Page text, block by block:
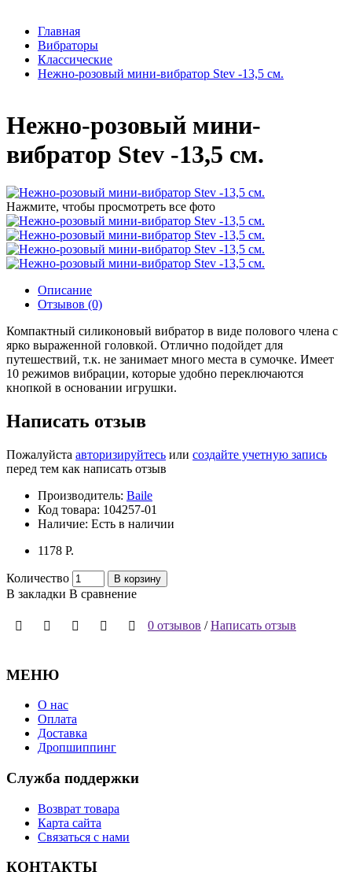
Главная
Вибраторы
Классические
Нежно-розовый мини-вибратор Stev -13,5 см.
Нежно-розовый мини-
вибратор Stev -13,5 см.
Нажмите, чтобы просмотреть все фото
Описание
Отзывов (0)
Компактный силиконовый вибратор в виде полового члена с
ярко выраженной головкой. Отлично подойдет для
путешествий, т.к. не занимает много места в сумочке. Имеет
10 режимов вибрации, которые удобно переключаются
кнопкой в основании игрушки.
Написать отзыв
Пожалуйста авторизируйтесь или создайте учетную запись
перед тем как написать отзыв
Производитель: Baile
Код товара: 104257-01
Наличие: Есть в наличии
1178 P.
Количество В корзину
В закладки В сравнение
0 отзывов /Написать отзыв
МЕНЮ
О нас
Оплата
Доставка
Дропшиппинг
Служба поддержки
Возврат товара
Карта сайта
Связаться с нами
КОНТАКТЫ